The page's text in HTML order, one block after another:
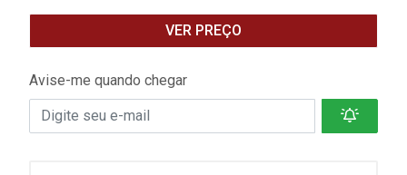
VER PREÇO
Avise-me quando chegar